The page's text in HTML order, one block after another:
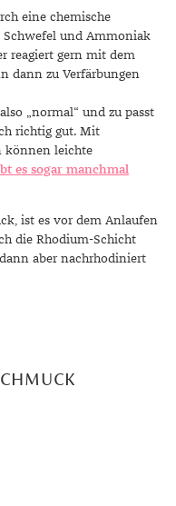
eine chemische
und Ammoniak
reagiert gern mit dem
dann zu Verfärbungen
„normal“ und zu passt
richtig gut. Mit
können leichte
es sogar manchmal
ist es vor dem Anlaufen
die Rhodium-Schicht
aber nachrhodiniert